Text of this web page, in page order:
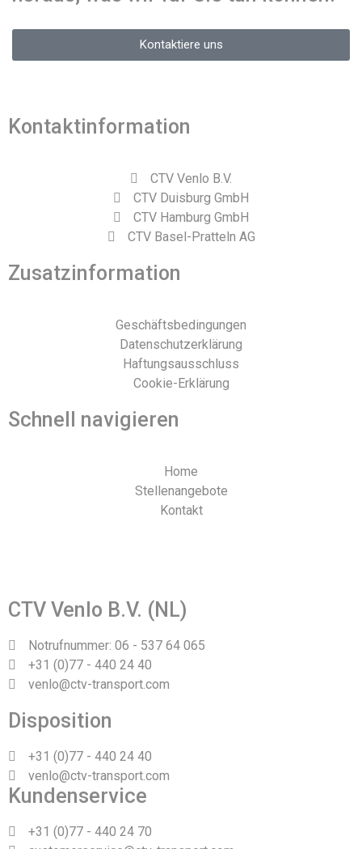
Kontaktiere uns
Kontaktinformation
CTV Venlo B.V.
CTV Duisburg GmbH
CTV Hamburg GmbH
CTV Basel-Pratteln AG
Zusatzinformation
Geschäftsbedingungen
Datenschutzerklärung
Haftungsausschluss
Cookie-Erklärung
Schnell navigieren
Home
Stellenangebote
Kontakt
CTV Venlo B.V. (NL)
Notrufnummer: 06 - 537 64 065
+31 (0)77 - 440 24 40
venlo@ctv-transport.com
Disposition
+31 (0)77 - 440 24 40
venlo@ctv-transport.com
Kundenservice
+31 (0)77 - 440 24 70